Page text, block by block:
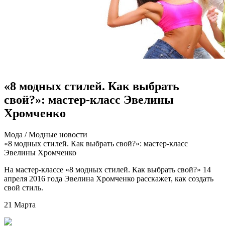
«8 модных стилей. Как выбрать
свой?»: мастер-класс Эвелины
Хромченко
Мoдa / Мoдныe нoвoсти
«8 модных стилей. Как выбрать свой?»: мастер-класс
Эвелины Хромченко
На мастер-классе «8 модных стилей. Как выбрать свой?» 14
апреля 2016 года Эвелина Хромченко расскажет, как создать
свой стиль.
21 Марта